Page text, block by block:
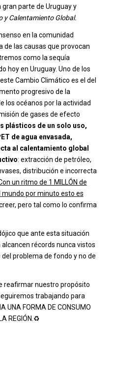
parte de Uruguay y
y Calentamiento Global.
en la comunidad
de las causas que provocan
como la sequía
hoy en Uruguay. Uno de los
Cambio Climático es el del
progresivo de la
los océanos por la actividad
de gases de efecto
plásticos de un solo uso,
de agua envasada,
al calentamiento global
: extracción de petróleo,
distribución e incorrecta
un ritmo de 1 MILLÓN de
mundo por minuto esto es
pero tal como lo confirma
que ante esta situación
récords nunca vistos
problema de fondo y no de
reafirmar nuestro propósito
trabajando para
UNA FORMA DE CONSUMO
REGIÓN. ♻️